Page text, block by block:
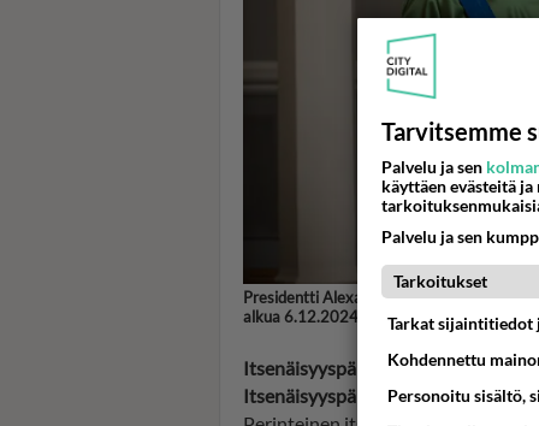
Presidentti Alexander Stubb ja hänen
alkua 6.12.2024. Kuva: Matti Porre/
Itsenäisyyspäivä Yle ja Yle Areena
Itsenäisyyspäivän paraati
Tarvitsemme
Palvelu ja sen
käyttäen evästeitä
Palvelu ja sen
Tarkoitukset
Tarkat sijaintitiedot
Kohdennettu
Personoitu sisältö,